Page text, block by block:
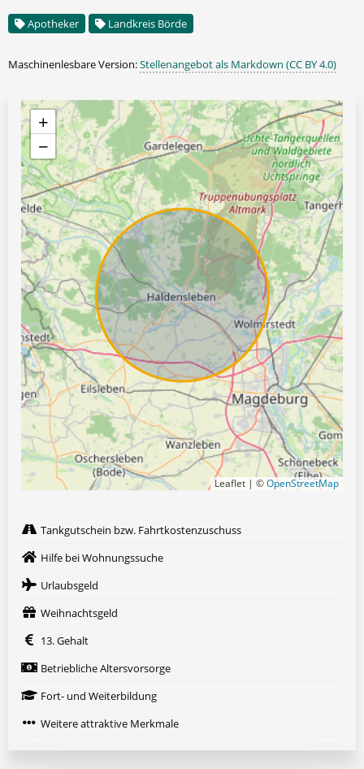
Apotheker Landkreis Börde
Maschinenlesbare Version:Stellenangebot als Markdown (CC BY 4.0)
+
−
Leaflet | ©OpenStreetMap
Tankgutschein bzw. Fahrtkostenzuschuss
Hilfe bei Wohnungssuche
Urlaubsgeld
Weihnachtsgeld
13. Gehalt
Betriebliche Altersvorsorge
Fort- und Weiterbildung
Weitere attraktive Merkmale